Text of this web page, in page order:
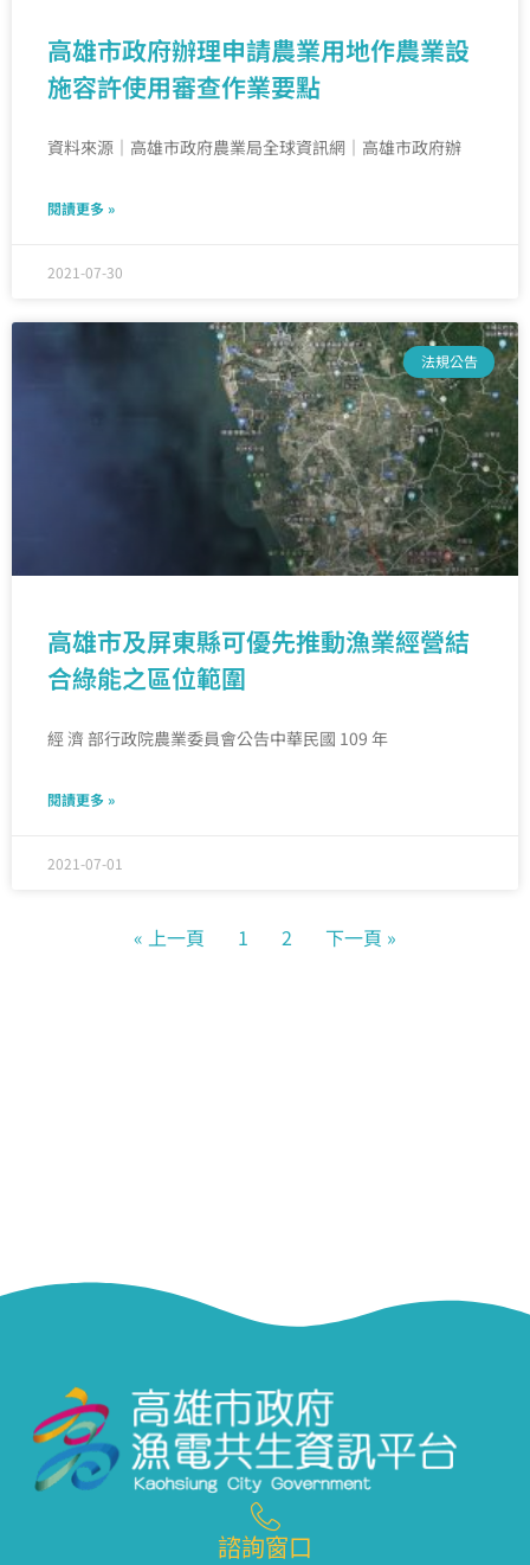
高雄市政府辦理申請農業用地作農業設
施容許使用審查作業要點
資料來源｜高雄市政府農業局全球資訊網｜高雄市政府辦
閱讀更多 »
2021-07-30
法規公告
高雄市及屏東縣可優先推動漁業經營結
合綠能之區位範圍
經 濟 部行政院農業委員會公告中華民國 109 年
閱讀更多 »
2021-07-01
« 上一頁 1 2 下一頁 »
諮詢窗口